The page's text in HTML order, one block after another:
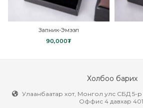
Запник-Эмээл
90,000₮
Холбоо барих
Улаанбаатар хот, Монгол улс СБД 5-
Оффис 4 давхар